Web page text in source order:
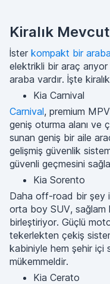
Kiralık
İster kompakt bir araba
elektrikli bir araç
araba vardır. İşte
Kia Carnival
Carnival, premium
geniş oturma alanı ve
sunan geniş bir aile
gelişmiş güvenlik
güvenli geçmesini
Kia Sorento
Daha off-road bir şey
orta boy SUV, sağlam
birleştiriyor. Güçlü
tekerlekten çekiş
kabiniyle hem şehir içi
mükemmeldir.
Kia Cerato